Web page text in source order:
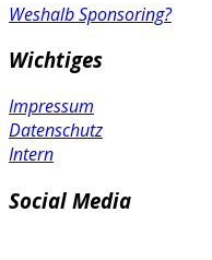
Weshalb Sponsoring?
Wichtiges
Impressum
Datenschutz
Intern
Social Media